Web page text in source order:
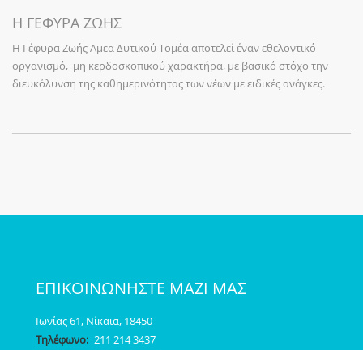
Η ΓΕΦΥΡΑ ΖΩΗΣ
Η Γέφυρα Ζωής Αμεα Δυτικού Τομέα αποτελεί έναν εθελοντικό
οργανισμό, μη κερδοσκοπικού χαρακτήρα, με βασικό στόχο την
διευκόλυνση της καθημερινότητας των νέων με ειδικές ανάγκες.
ΕΠΙΚΟΙΝΩΝΗΣΤΕ ΜΑΖΙ ΜΑΣ
Ιωνίας 61, Νίκαια, 18450
Τηλέφωνο:211 214 3437